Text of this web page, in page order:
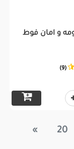
و امان فوط
(9)
20
»